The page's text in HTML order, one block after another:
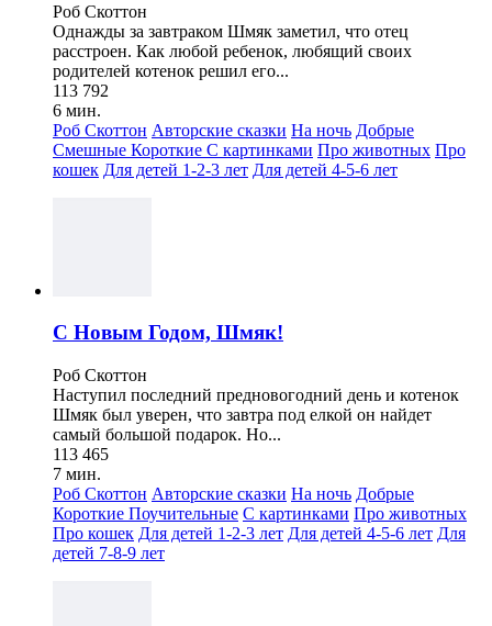
Роб Скоттон
Однажды за завтраком Шмяк заметил, что отец
расстроен. Как любой ребенок, любящий своих
родителей котенок решил его...
113 792
6 мин.
Роб Скоттон Авторские сказки На ночь Добрые
Смешные Короткие С картинками Про животных Про
кошек Для детей 1-2-3 лет Для детей 4-5-6 лет
С Новым Годом, Шмяк!
Роб Скоттон
Наступил последний предновогодний день и котенок
Шмяк был уверен, что завтра под елкой он найдет
самый большой подарок. Но...
113 465
7 мин.
Роб Скоттон Авторские сказки На ночь Добрые
Короткие Поучительные С картинками Про животных
Про кошек Для детей 1-2-3 лет Для детей 4-5-6 лет Для
детей 7-8-9 лет